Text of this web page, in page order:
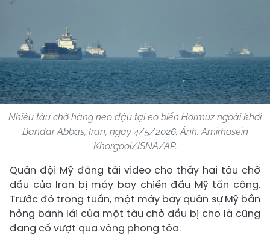
Nhiều tàu chở hàng neo đậu tại eo biển Hormuz ngoài khơi
Bandar Abbas, Iran, ngày 4/5/2026. Ảnh: Amirhosein
Khorgooi/ISNA/AP.
Quân đội Mỹ đăng tải video cho thấy hai tàu chở
dầu của Iran bị máy bay chiến đấu Mỹ tấn công.
Trước đó trong tuần, một máy bay quân sự Mỹ bắn
hỏng bánh lái của một tàu chở dầu bị cho là cũng
đang cố vượt qua vòng phong tỏa.